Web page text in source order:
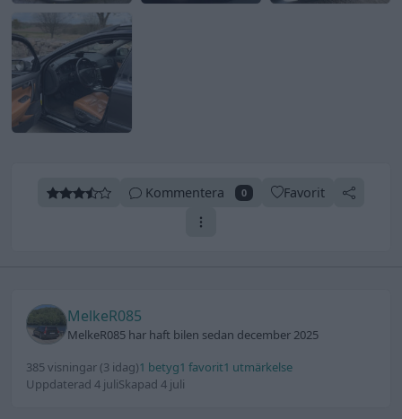
Kommentera 0 Favorit
MelkeR085
MelkeR085 har haft bilen sedan december 2025
385 visningar (3 idag)1 betyg1 favorit1 utmärkelse
Uppdaterad 4 juliSkapad 4 juli